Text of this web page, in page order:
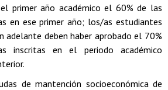
primer año académico el 60% de las
en ese primer año; los/as estudiantes
adelante deben haber aprobado el 70%
inscritas en el periodo académico
de mantención socioeconómica de